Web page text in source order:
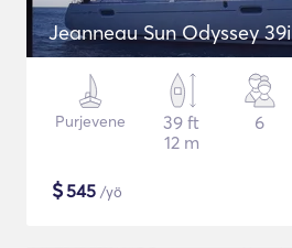
Jeanneau Sun Odyssey 39i
Purjevene
39 ft
12 m
6
$545 /yö